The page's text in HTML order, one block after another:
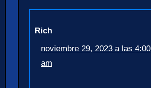
Rich
noviembre 29, 2023 a las 4:00
am